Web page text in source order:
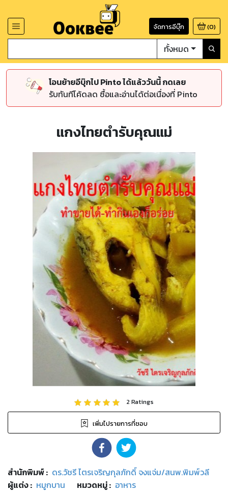
จัดการอีบุ๊ก (0)
ทั้งหมด
โอนย้ายอีบุ๊กไป Pinto ได้แล้ววันนี้ กดเลย
รับทันทีโค้ดลด ซื้อและอ่านได้ต่อเนื่องที่ Pinto
แกงไทยตำรับคุณแม่
2Ratings
เพิ่มไปรายการที่ชอบ
สำนักพิมพ์: ดร.วัชรี ไตรเจริญกุลภักดิ์ จงแจ่ม/สนพ.พิมพ์วลี
ผู้แต่ง : หมูกบาน หมวดหมู่: อาหาร